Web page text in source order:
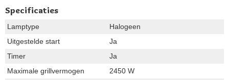
Specificaties
Lamptype
Halogeen
Uitgestelde start
Ja
Timer
Ja
Maximale grillvermogen
2450 W